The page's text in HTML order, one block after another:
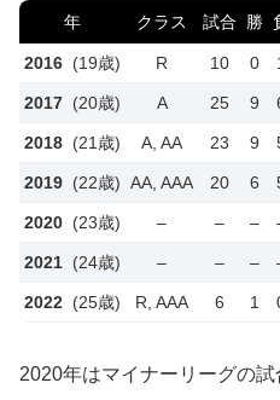
年 クラス 試合 勝
2016 (19歳) R 10 0
2017 (20歳) A 25 9
2018 (21歳) A, AA 23 9
2019 (22歳) AA, AAA 20 6
2020 (23歳) – – –
2021 (24歳) – – –
2022 (25歳) R, AAA 6 1
2020年はマイナーリーグの